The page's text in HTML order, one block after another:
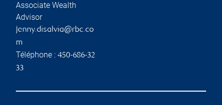
Associate Wealth
Advisor
jenny.disalvia@rbc.co
m
Téléphone : 450-686-32
33